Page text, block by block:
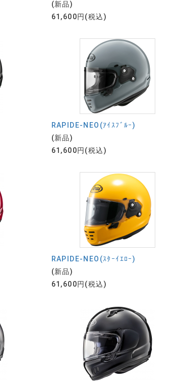
(新品)
61,600円(税込)
RAPIDE-NEO(ｱｲｽﾌﾞﾙｰ)
(新品)
61,600円(税込)
RAPIDE-NEO(ｽﾀｰｲｴﾛｰ)
(新品)
61,600円(税込)